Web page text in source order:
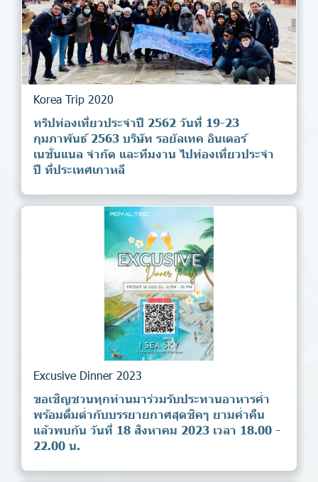
Korea Trip 2020
ทริปท่องเที่ยวประจำปี 2562 วันที่ 19-23
กุมภาพันธ์ 2563 บริษัท รอยัลเทค อินเตอร์
เนชั่นแนล จำกัด และทีมงาน ไปท่องเที่ยวประจำ
ปี ที่ประเทศเกาหลี
Excusive Dinner 2023
ขอเชิญชวนทุกท่านมาร่วมรับประทานอาหารค่ำ
พร้อมดื่มด่ำกับบรรยายกาศสุดชิคๆ ยามค่ำคืน
แล้วพบกัน วันที่ 18 สิงหาคม 2023 เวลา 18.00 -
22.00 น.